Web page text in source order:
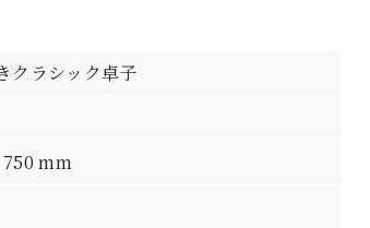
クラシック卓子
mm